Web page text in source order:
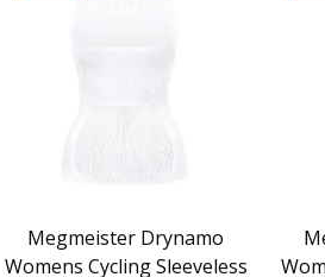
Megmeister Drynamo
Womens Cycling Sleeveless